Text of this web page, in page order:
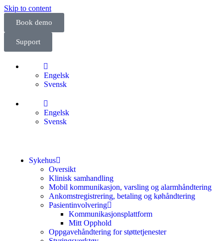
Skip to content
Book demo
Support
Engelsk
Svensk
Engelsk
Svensk
Sykehus
Oversikt
Klinisk samhandling
Mobil kommunikasjon, varsling og alarmhåndtering
Ankomstregistrering, betaling og køhåndtering
Pasientinvolvering
Kommunikasjonsplattform
Mitt Opphold
Oppgavehåndtering for støttetjenester